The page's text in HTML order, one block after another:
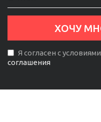
Я согласен с условиями
соглашения